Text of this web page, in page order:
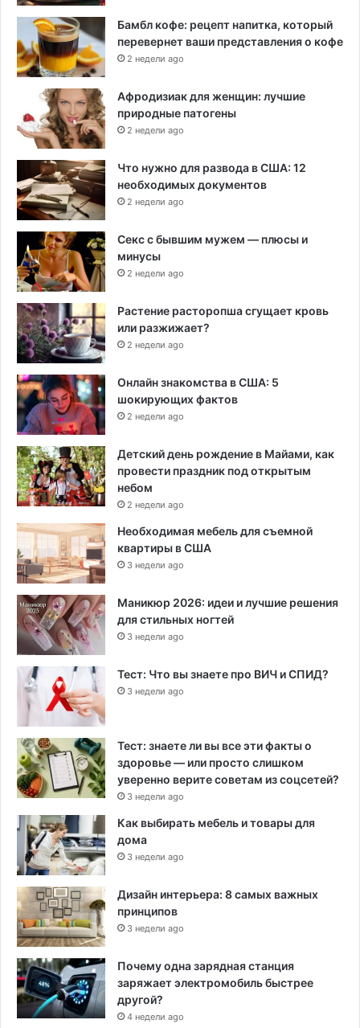
Бамбл кофе: рецепт напитка, который
перевернет ваши представления о кофе
2 недели ago
Афродизиак для женщин: лучшие
природные патогены
2 недели ago
Что нужно для развода в США: 12
необходимых документов
2 недели ago
Секс с бывшим мужем — плюсы и
минусы
2 недели ago
Растение расторопша сгущает кровь
или разжижает?
2 недели ago
Онлайн знакомства в США: 5
шокирующих фактов
2 недели ago
Детский день рождение в Майами, как
провести праздник под открытым
небом
2 недели ago
Необходимая мебель для съемной
квартиры в США
3 недели ago
Маникюр 2026: идеи и лучшие решения
для стильных ногтей
3 недели ago
Тест: Что вы знаете про ВИЧ и СПИД?
3 недели ago
Тест: знаете ли вы все эти факты о
здоровье — или просто слишком
уверенно верите советам из соцсетей?
3 недели ago
Как выбирать мебель и товары для
дома
3 недели ago
Дизайн интерьера: 8 самых важных
принципов
3 недели ago
Почему одна зарядная станция
заряжает электромобиль быстрее
другой?
4 недели ago